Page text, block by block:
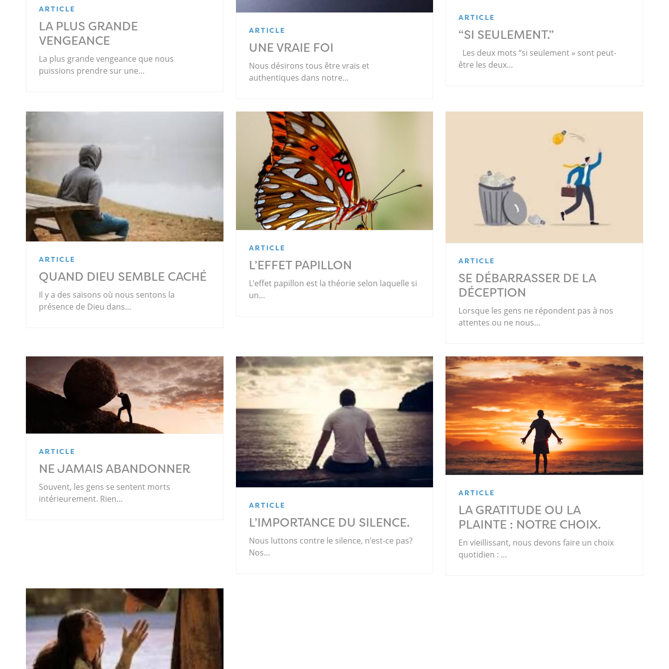
ARTICLE
LA PLUS GRANDE
VENGEANCE
La plus grande vengeance que nous
puissions prendre sur une…
ARTICLE
UNE VRAIE FOI
Nous désirons tous être vrais et
authentiques dans notre…
ARTICLE
“SI SEULEMENT.”
Les deux mots “si seulement » sont peut-
être les deux…
ARTICLE
QUAND DIEU SEMBLE CACHÉ
Il y a des saisons où nous sentons la
présence de Dieu dans…
ARTICLE
L’EFFET PAPILLON
L’effet papillon est la théorie selon laquelle si
un…
ARTICLE
SE DÉBARRASSER DE LA
DÉCEPTION
Lorsque les gens ne répondent pas à nos
attentes ou ne nous…
ARTICLE
NE JAMAIS ABANDONNER
Souvent, les gens se sentent morts
intérieurement. Rien…
ARTICLE
L’IMPORTANCE DU SILENCE.
Nous luttons contre le silence, n’est-ce pas?
Nos…
ARTICLE
LA GRATITUDE OU LA
PLAINTE : NOTRE CHOIX.
En vieillissant, nous devons faire un choix
quotidien : …